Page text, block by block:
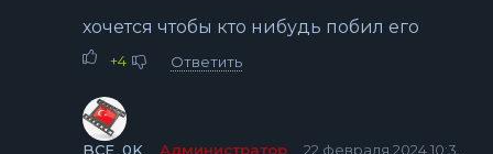
хочется чтобы кто нибудь побил его
+4 Ответить
BCE_0K Администратор 22 февраля 2024 10:32